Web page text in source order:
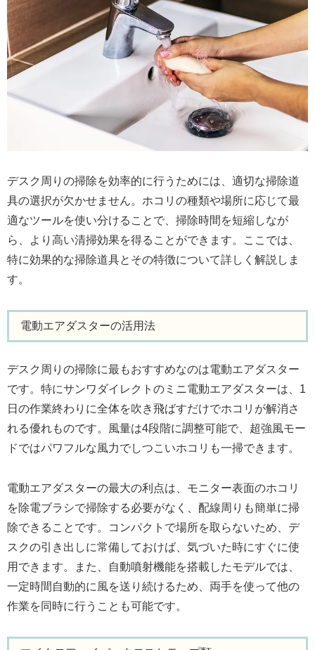
デスク周りの掃除を効率的に行うためには、適切な掃除道
具の選択が欠かせません。ホコリの種類や場所に応じて最
適なツールを使い分けることで、掃除時間を短縮しなが
ら、より高い清掃効果を得ることができます。ここでは、
特に効果的な掃除道具とその特徴について詳しく解説しま
す。
電動エアダスターの活用法
デスク周りの掃除に最もおすすめなのは電動エアダスター
です。特にサンワダイレクトのミニ電動エアダスターは、1
日の作業終わりに全体を吹き飛ばすだけでホコリが解消さ
れる優れものです。風量は4段階に調整可能で、超強風モー
ドではパワフルな風力でしつこいホコリも一掃できます。
電動エアダスターの最大の利点は、モニター表面のホコリ
を除電ブラシで掃除する必要がなく、配線周りも簡単に掃
除できることです。コンパクトで場所を取らないため、デ
スクの引き出しに常備しておけば、気づいた時にすぐに使
用できます。また、自動噴射機能を搭載したモデルでは、
一定時間自動的に風を送り続けるため、両手を使って他の
作業を同時に行うことも可能です。